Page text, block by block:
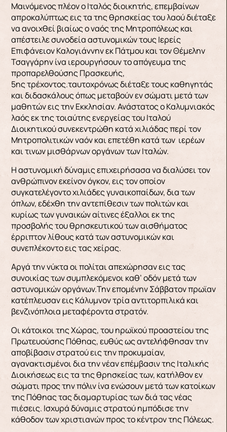
Μαινόμενος πλέον ο Ιταλός διοικητής, επεμβαίνων
απροκαλύπτως εις τα της θρησκείας του λαού διέταξε
να ανοιχθεί βιαίως ο ναός της Μητροπόλεως και
απέστειλε συνοδεία αστυνομικών τους Ιερείς
Επιφάνειον Καλογιάννην εκ Πάτμου και τον Θέμελην
Τσαγγάρην ίνα ιερουργήσουν το απόγευμα της
προπαρελθούσης Πρασκευής,
5ης τρέχοντος.ταυτοχρόνως διέταξε τους καθηγητάς
και διδασκάλους όπως μεταβούν εν σώματι μετά των
μαθητών εις την Εκκλησίαν. Ανάστατος ο Καλυμνιακός
λαός εκ της τοιαύτης ενεργείας του Ιταλού
Διοικητικού συνεκεντρώθη κατά χιλιάδας περί τον
Μητροπολιτικών ναόν και επετέθη κατά των ιερέων
και τινων μισθάρνων οργάνων των Ιταλών.
Η αστυνομική δύναμις επιχειρήσασα να διαλύσει τον
ανθρώπινον εκείνον όγκον, εις τον οποίον
συγκατελέγοντο χιλιάδες γυναικοπαίδων, δια των
όπλων, εδέχθη την αντεπίθεσιν των πολιτών και
κυρίως των γυναικών αίτινες έξαλλοι εκ της
προσβολής του θρησκευτικού των αισθήματος
έρριπτον λίθους κατά των αστυνομικών και
συνεπλέκοντο εις τας χείρας.
Αργά την νύκτα οι πολίται απεχώρησαν εις τας
συνοικίας των συμπλεκόμενοι καθ’ οδόν μετά των
αστυνομικών οργάνων.Την επομένην Σάββατον πρωϊαν
κατέπλευσαν εις Κάλυμνον τρία αντιτορπιλικά και
βενζινόπλοια μεταφέροντα στρατόν.
Οι κάτοικοι της Χώρας, του ηρωϊκού προαστείου της
Πρωτευούσης Πόθηας, ευθύς ως αντελήφθησαν την
αποβίβασιν στρατού εις την προκυμαίαν,
αγανακτισμένοι δια την νέαν επέμβασιν της Ιταλικής
Διοικήσεως εις τα της θρησκείας των, κατήλθον εν
σώματι προς την πόλιν ίνα ενώσουν μετά των κατοίκων
της Πόθηας τας διαμαρτυρίας των διά τας νέας
πιέσεις. Ισχυρά δύναμις στρατού ημπόδισε την
κάθοδον των χριστιανών προς το κέντρον της Πόλεως.